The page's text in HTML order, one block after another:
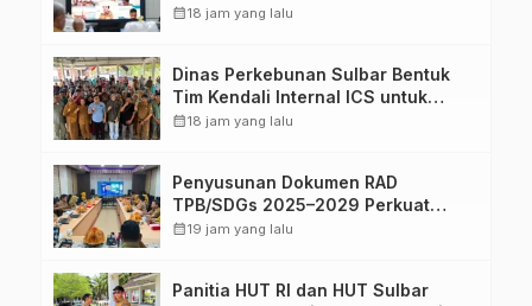
Pasangkayu Masih Nol Realisasi
calendar_month18 jam yang lalu
Dinas Perkebunan Sulbar Bentuk
Tim Kendali Internal ICS untuk
Dukung Sertifikasi ISPO Pekebun di
calendar_month18 jam yang lalu
Penyusunan Dokumen RAD
TPB/SDGs 2025–2029 Perkuat
Arah Pembangunan Berkelanjutan
calendar_month19 jam yang lalu
Panitia HUT RI dan HUT Sulbar